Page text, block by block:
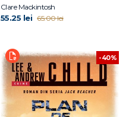
Clare Mackintosh
55.25 lei 65.00 lei
-40%